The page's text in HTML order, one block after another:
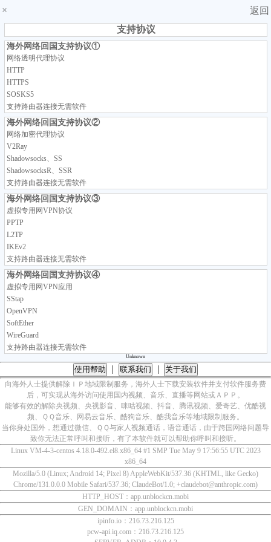
×
返回
支持协议
海外网络回国支持协议①
网络透明代理协议
HTTP
HTTPS
SOSKS5
支持路由器连接无需软件
海外网络回国支持协议②
网络加密代理协议
V2Ray
Shadowsocks、SS
ShadowsocksR、SSR
支持路由器连接无需软件
海外网络回国支持协议③
虚拟专用网VPN协议
PPTP
L2TP
IKEv2
支持路由器连接无需软件
海外网络回国支持协议④
虚拟专用网VPN应用
SStap
OpenVPN
SoftEther
WireGuard
支持路由器连接无需软件
Unknown
使用帮助 联系我们 关于我们
向海外人士提供解除ＩＰ地域限制服务，海外人士下载安装软件并支付软件服务费
后，可实现从海外访问使用国内视频、音乐、直播等网站或ＡＰＰ。
能够有效的解除央视频、央视影音、咪咕视频、抖音、腾讯视频、爱奇艺、优酷视
频、ＱＱ音乐、网易云音乐、酷狗音乐、酷我音乐等地域限制服务。
当你身处国外，想通过微信、ＱＱ与家人视频通话，语音通话，由于跨国网络问题导
致你无法正常呼叫和接听，有了本软件就可以帮助你呼叫和接听。
Linux VM-4-3-centos 4.18.0-492.el8.x86_64 #1 SMP Tue May 9 17:56:55 UTC 2023
x86_64
Mozilla/5.0 (Linux; Android 14; Pixel 8) AppleWebKit/537.36 (KHTML, like Gecko)
Chrome/131.0.0.0 Mobile Safari/537.36; ClaudeBot/1.0; +claudebot@anthropic.com)
HTTP_HOST：app.unblockcn.mobi
GEN_DOMAIN：app.unblockcn.mobi
ipinfo.io：216.73.216.125
pcw-api.iq.com：216.73.216.125